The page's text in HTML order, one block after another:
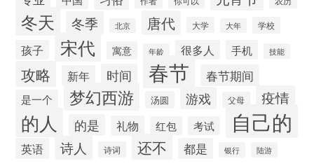
冬天 冬季 北京 唐代 大学 大年 学校
孩子 宋代 寓意 年龄 很多人 手机 技能
攻略 新年 时间 春节 春节期间
是一个 梦幻西游 汤圆 游戏 父母 疫情
的人 的是 礼物 红包 考试 自己的
英语 诗人 诗词 还不 都是 银行 陆游